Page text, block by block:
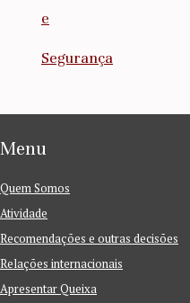
e
Segurança
Menu
Quem Somos
Atividade
Recomendações e outras decisões
Relações internacionais
Apresentar Queixa